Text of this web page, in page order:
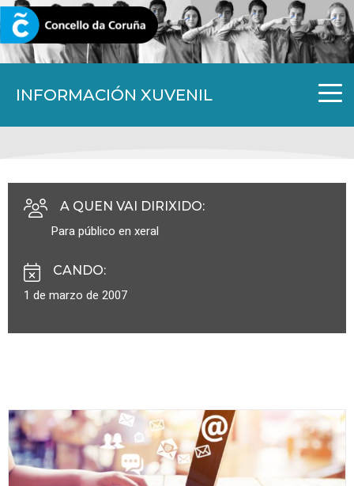
INFORMACIÓN XUVENIL
CORUNA.GAL
A QUEN VAI DIRIXIDO:
Para público en xeral
CANDO:
1 de marzo de 2007